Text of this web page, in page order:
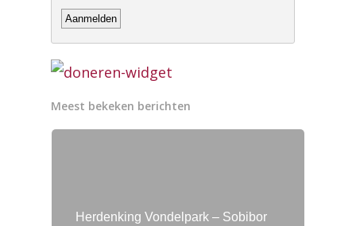
Meest bekeken berichten
Herdenking Vondelpark – Sobibor